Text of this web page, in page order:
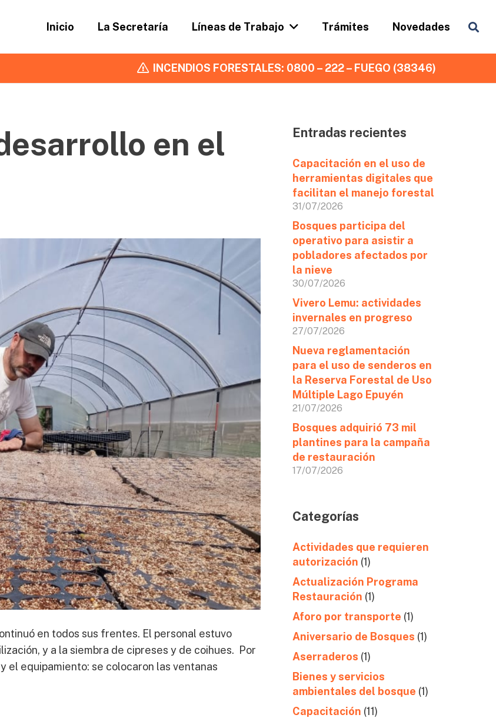
Inicio La Secretaría Líneas de Trabajo Trámites Novedades
INCENDIOS FORESTALES: 0800 – 222 – FUEGO (38346)
en el
en todos sus frentes. El personal estuvo
y a la siembra de cipreses y de coihues. Por
equipamiento: se colocaron las ventanas
Entradas recientes
Capacitación en el uso de
herramientas digitales que
facilitan el manejo forestal
31/07/2026
Bosques participa del
operativo para asistir a
pobladores afectados por
la nieve
30/07/2026
Vivero Lemu: actividades
invernales en progreso
27/07/2026
Nueva reglamentación
para el uso de senderos en
la Reserva Forestal de Uso
Múltiple Lago Epuyén
21/07/2026
Bosques adquirió 73 mil
plantines para la campaña
de restauración
17/07/2026
Categorías
Actividades que requieren
autorización (1)
Actualización Programa
Restauración (1)
Aforo por transporte (1)
Aniversario de Bosques (1)
Aserraderos (1)
Bienes y servicios
ambientales del bosque (1)
Capacitación (11)